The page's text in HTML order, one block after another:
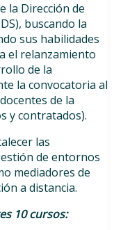
la Dirección de
buscando la
sus habilidades
el relanzamiento
de la
la convocatoria al
de la
y contratados).
las
de entornos
mediadores de
a distancia.
10 cursos: